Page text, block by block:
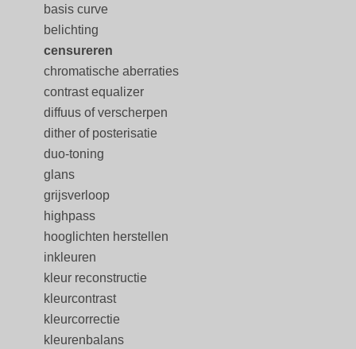
basis curve
belichting
censureren
chromatische aberraties
contrast equalizer
diffuus of verscherpen
dither of posterisatie
duo-toning
glans
grijsverloop
highpass
hooglichten herstellen
inkleuren
kleur reconstructie
kleurcontrast
kleurcorrectie
kleurenbalans